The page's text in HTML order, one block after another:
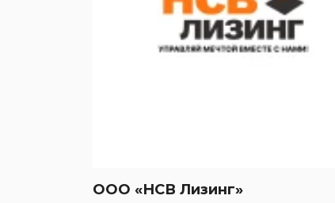
ООО «НСВ Лизинг»